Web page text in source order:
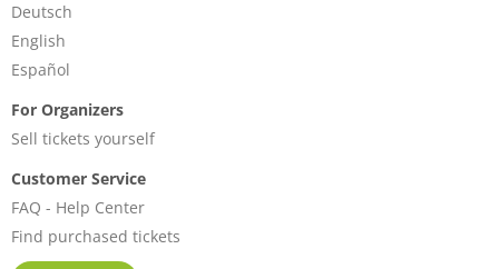
Deutsch
English
Español
For Organizers
Sell tickets yourself
Customer Service
FAQ - Help Center
Find purchased tickets